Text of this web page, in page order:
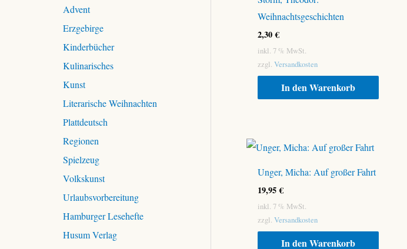
h
:
Advent
Erzgebirge
Kinderbücher
Kulinarisches
Kunst
Literarische Weihnachten
Plattdeutsch
Regionen
Spielzeug
Volkskunst
Urlaubsvorbereitung
Hamburger Lesehefte
Husum Verlag
Weihnachtsgeschichten
2,30€
inkl. 7 % MwSt.
zzgl. Versandkosten
In den Warenkorb
Unger, Micha: Auf großer Fahrt
19,95€
inkl. 7 % MwSt.
zzgl. Versandkosten
In den Warenkorb